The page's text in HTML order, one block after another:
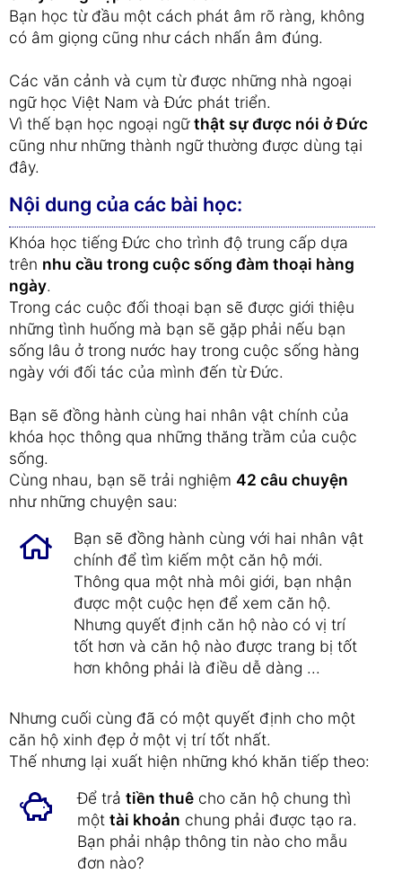
Bạn học từ đầu một cách phát âm rõ ràng, không
có âm giọng cũng như cách nhấn âm đúng.
Các văn cảnh và cụm từ được những nhà ngoại
ngữ học Việt Nam và Đức phát triển.
Vì thế bạn học ngoại ngữthật sự được nói ở Đức
cũng như những thành ngữ thường được dùng tại
đây.
Nội dung của các bài học:
Khóa học tiếng Đức cho trình độ trung cấp dựa
trên nhu cầu trong cuộc sống đàm thoại hàng
ngày.
Trong các cuộc đối thoại bạn sẽ được giới thiệu
những tình huống mà bạn sẽ gặp phải nếu bạn
sống lâu ở trong nước hay trong cuộc sống hàng
ngày với đối tác của mình đến từ Đức.
Bạn sẽ đồng hành cùng hai nhân vật chính của
khóa học thông qua những thăng trầm của cuộc
sống.
Cùng nhau, bạn sẽ trải nghiệm 42 câu chuyện
như những chuyện sau:
Bạn sẽ đồng hành cùng với hai nhân vật
chính để tìm kiếm một căn hộ mới.
Thông qua một nhà môi giới, bạn nhận
được một cuộc hẹn để xem căn hộ.
Nhưng quyết định căn hộ nào có vị trí
tốt hơn và căn hộ nào được trang bị tốt
hơn không phải là điều dễ dàng ...
Nhưng cuối cùng đã có một quyết định cho một
căn hộ xinh đẹp ở một vị trí tốt nhất.
Thế nhưng lại xuất hiện những khó khăn tiếp theo:
Để trả tiền thuê cho căn hộ chung thì
một tài khoản chung phải được tạo ra.
Bạn phải nhập thông tin nào cho mẫu
đơn nào?